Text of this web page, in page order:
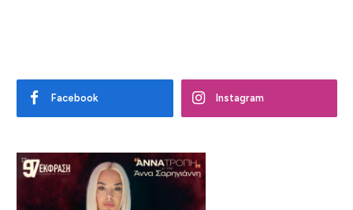
Facebook Instagram